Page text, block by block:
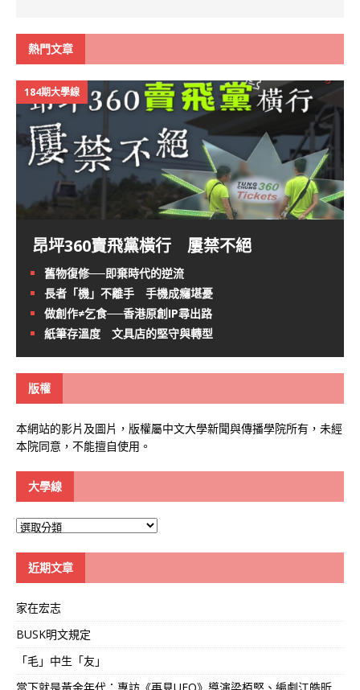
熱門文章
184期大學線
昂坪360賣飛黨橫行 屢禁不絕
舊物復修──即棄時代的逆流
長者「機」不離手 手機成癮堪憂
做創作≠乞食──香港原創IP尋出路
紙筆存溫度 文具店的堅守與轉型
版權
本網站的影片及圖片，版權屬中文大學新聞與傳播學院所有，未經
本院同意，不能擅自使用。
大學線
大
近期文章
家在宏志
BUSK明文規定
「毛」中生「友」